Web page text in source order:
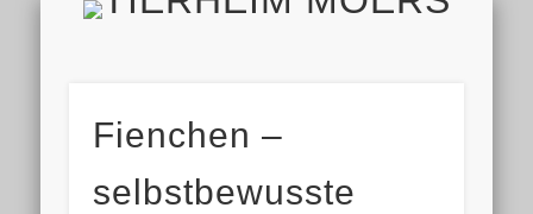
HOME
AKTUELL
ALLE TIERE
HELFEN
TIERHEIM & VEREIN
VIELEN DANK!
IMPRESSUM & DATENSCHUTZ
FINDEFIX
Fienchen –
selbstbewusste